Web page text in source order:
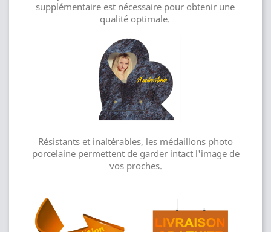
supplémentaire est nécessaire pour obtenir une
qualité optimale.
Résistants et inaltérables, les médaillons photo
porcelaine permettent de garder intact l'image de
vos proches.